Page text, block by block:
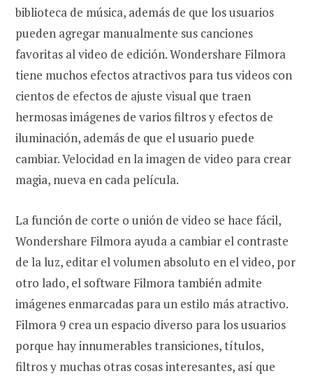
biblioteca de música, además de que los usuarios
pueden agregar manualmente sus canciones
favoritas al video de edición. Wondershare Filmora
tiene muchos efectos atractivos para tus videos con
cientos de efectos de ajuste visual que traen
hermosas imágenes de varios filtros y efectos de
iluminación, además de que el usuario puede
cambiar. Velocidad en la imagen de video para crear
magia, nueva en cada película.
La función de corte o unión de video se hace fácil,
Wondershare Filmora ayuda a cambiar el contraste
de la luz, editar el volumen absoluto en el video, por
otro lado, el software Filmora también admite
imágenes enmarcadas para un estilo más atractivo.
Filmora 9 crea un espacio diverso para los usuarios
porque hay innumerables transiciones, títulos,
filtros y muchas otras cosas interesantes, así que